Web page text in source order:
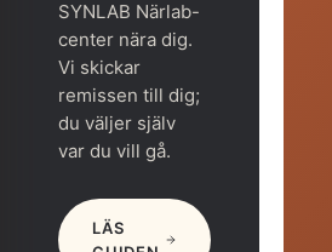
SYNLAB Närlab-
center nära dig.
Vi skickar
remissen till dig;
du väljer själv
var du vill gå.
LÄS